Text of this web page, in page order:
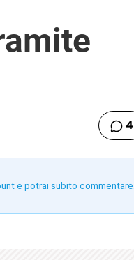
4
e potrai subito commentare.